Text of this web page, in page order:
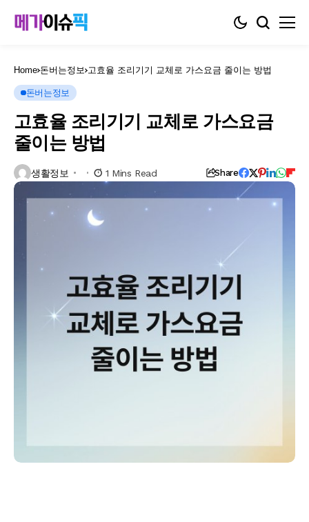
Home 돈버는정보 고효율 조리기기 교체로 가스요금 줄이는 방법
돈버는정보
고효율 조리기기 교체로 가스요금
줄이는 방법
생활정보 1 Mins Read Share